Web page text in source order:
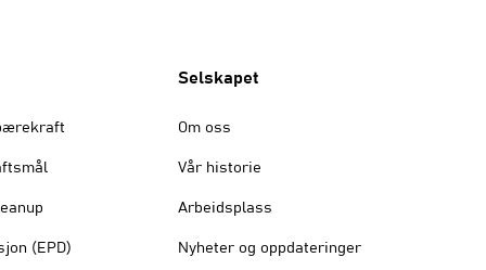
(EPD)
Selskapet
Om oss
Vår historie
Arbeidsplass
Nyheter og oppdateringer